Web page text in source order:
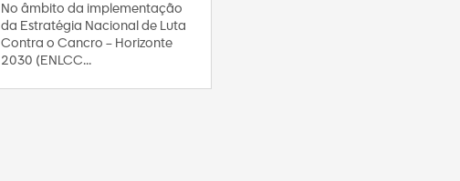
No âmbito da implementação
da Estratégia Nacional de Luta
Contra o Cancro – Horizonte
2030 (ENLCC...